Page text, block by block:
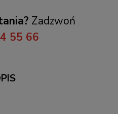
Zadzwoń
55 66